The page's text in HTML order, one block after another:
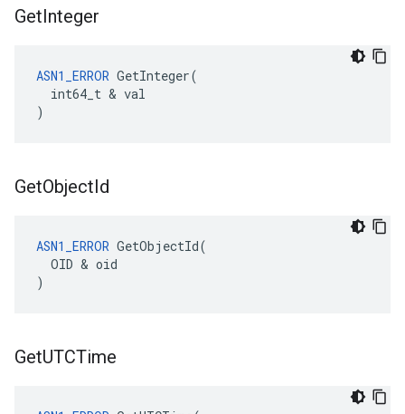
GetInteger
ASN1_ERROR GetInteger(
  int64_t & val
)
GetObjectId
ASN1_ERROR GetObjectId(
  OID & oid
)
GetUTCTime